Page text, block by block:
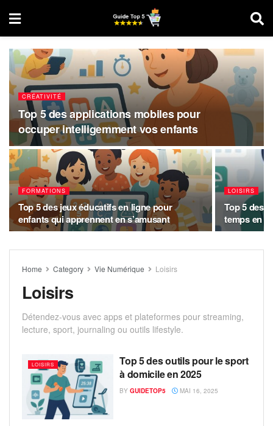
CRÉATIVITÉ
Top 5 des applications mobiles pour
occuper intelligemment vos enfants
FORMATIONS
Top 5 des jeux éducatifs en ligne pour
enfants qui apprennent en s’amusant
LOISIRS
Top 5 des
temps en
Home Category Vie Numérique Loisirs
Loisirs
Détendez-vous avec apps et plateformes pour streaming,
lecture, sport, journaling ou outils lifestyle.
LOISIRS
Top 5 des outils pour le sport
à domicile en 2025
BY GUIDETOP5 MAI 16, 2025